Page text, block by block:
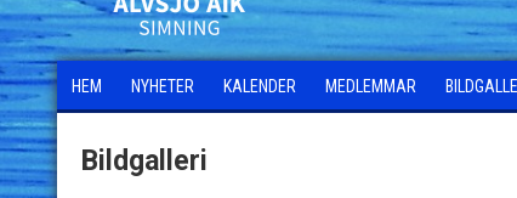
HEM NYHETER KALENDER MEDLEMMAR
Bildgalleri